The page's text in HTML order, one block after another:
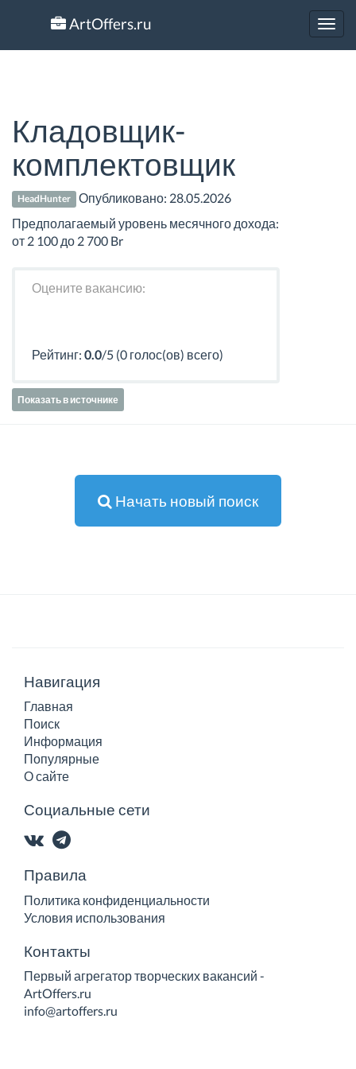
ArtOffers.ru
Кладовщик-
комплектовщик
HeadHunter Опубликовано: 28.05.2026
Предполагаемый уровень месячного дохода:
от 2 100 до 2 700 Br
Оцените вакансию:
Рейтинг: 0.0/5 (0 голос(ов) всего)
Показать в источнике
Начать новый поиск
Навигация
Главная
Поиск
Информация
Популярные
О сайте
Социальные сети
Правила
Политика конфиденциальности
Условия использования
Контакты
Первый агрегатор творческих вакансий -
ArtOffers.ru
info@artoffers.ru